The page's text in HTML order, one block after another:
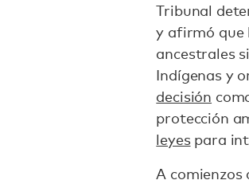
Tribunal
y afirmó que
ancestrales
Indígenas y
decisión
protección
leyespara
A comienzos